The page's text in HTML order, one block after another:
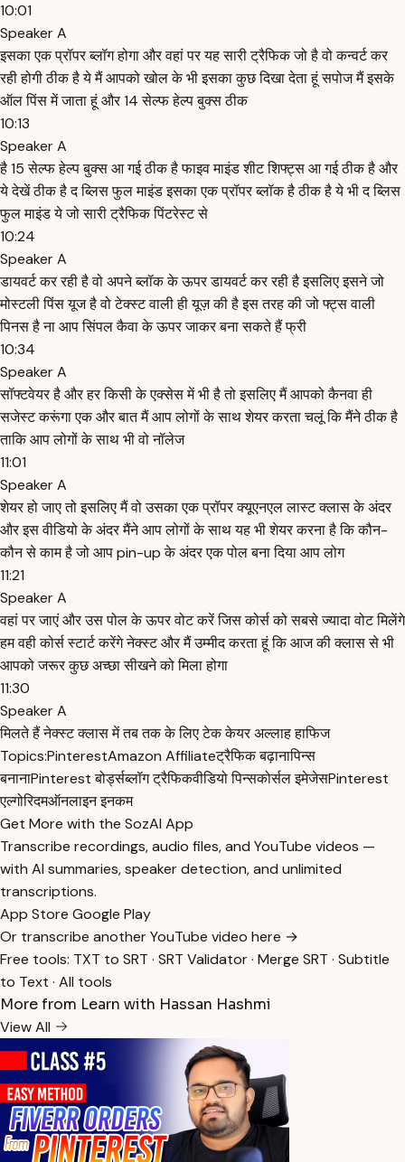
10:01
Speaker A
इसका एक प्रॉपर ब्लॉग होगा और वहां पर यह सारी ट्रैफिक जो है वो कन्वर्ट कर
रही होगी ठीक है ये मैं आपको खोल के भी इसका कुछ दिखा देता हूं सपोज मैं इसके
ऑल पिंस में जाता हूं और 14 सेल्फ हेल्प बुक्स ठीक
10:13
Speaker A
है 15 सेल्फ हेल्प बुक्स आ गई ठीक है फाइव माइंड शीट शिफ्ट्स आ गई ठीक है और
ये देखें ठीक है द ब्लिस फुल माइंड इसका एक प्रॉपर ब्लॉक है ठीक है ये भी द ब्लिस
फुल माइंड ये जो सारी ट्रैफिक पिंटरेस्ट से
10:24
Speaker A
डायवर्ट कर रही है वो अपने ब्लॉक के ऊपर डायवर्ट कर रही है इसलिए इसने जो
मोस्टली पिंस यूज है वो टेक्स्ट वाली ही यूज़ की है इस तरह की जो फ्ट्स वाली
पिनस है ना आप सिंपल कैवा के ऊपर जाकर बना सकते हैं फ्री
10:34
Speaker A
सॉफ्टवेयर है और हर किसी के एक्सेस में भी है तो इसलिए मैं आपको कैनवा ही
सजेस्ट करूंगा एक और बात मैं आप लोगों के साथ शेयर करता चलूं कि मैंने ठीक है
ताकि आप लोगों के साथ भी वो नॉलेज
11:01
Speaker A
शेयर हो जाए तो इसलिए मैं वो उसका एक प्रॉपर क्यूएनएल लास्ट क्लास के अंदर
और इस वीडियो के अंदर मैंने आप लोगों के साथ यह भी शेयर करना है कि कौन-
कौन से काम है जो आप pin-up के अंदर एक पोल बना दिया आप लोग
11:21
Speaker A
वहां पर जाएं और उस पोल के ऊपर वोट करें जिस कोर्स को सबसे ज्यादा वोट मिलेंगे
हम वही कोर्स स्टार्ट करेंगे नेक्स्ट और मैं उम्मीद करता हूं कि आज की क्लास से भी
आपको जरूर कुछ अच्छा सीखने को मिला होगा
11:30
Speaker A
मिलते हैं नेक्स्ट क्लास में तब तक के लिए टेक केयर अल्लाह हाफिज
Topics:PinterestAmazon Affiliateट्रैफिक बढ़ानापिन्स
बनानाPinterest बोर्ड्सब्लॉग ट्रैफिकवीडियो पिन्सकोर्सल इमेजेसPinterest
एल्गोरिदमऑनलाइन इनकम
Get More with the SozAI App
Transcribe recordings, audio files, and YouTube videos —
with AI summaries, speaker detection, and unlimited
transcriptions.
App Store Google Play
Or transcribe another YouTube video here →
Free tools: TXT to SRT · SRT Validator· Merge SRT · Subtitle
to Text · All tools
More from Learn with Hassan Hashmi
View All